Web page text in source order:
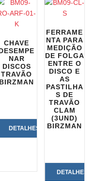
CHAVE
NAR
DISCOS
TRAVÃO
BIRZMAN
DETALHES
FERRAME
NTA PARA
MEDIÇÃO
DE FOLGA
ENTRE O
DISCO E
AS
PASTILHA
S DE
TRAVÃO
CLAM
(3UND)
BIRZMAN
DETALHES